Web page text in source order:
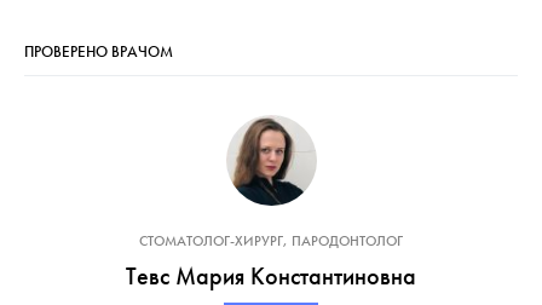
ПРОВЕРЕНО ВРАЧОМ
СТОМАТОЛОГ-ХИРУРГ, ПАРОДОНТОЛОГ
Тевс Мария Константиновна